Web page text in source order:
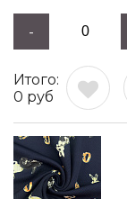
-
0 руб